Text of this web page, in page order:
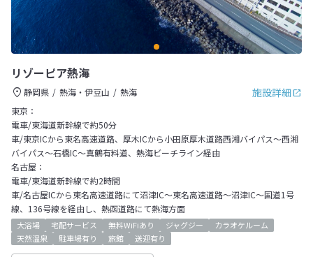
リゾーピア熱海
施設詳細
静岡県 熱海・伊豆山
熱海
東京：
電車/東海道新幹線で約50分
車/東京ICから東名高速道路、厚木ICから小田原厚木道路西湘バイパス～西湘
バイパス～石橋IC～真鶴有料道、熱海ビーチライン経由
名古屋：
電車/東海道新幹線で約2時間
車/名古屋ICから東名高速道路にて沼津IC～東名高速道路～沼津IC～国道1号
線、136号線を経由し、熱函道路にて熱海方面
大浴場 宅配サービス 無料WiFiあり ジャグジー
カラオケルーム
天然温泉
駐車場有り 旅館 送迎有り